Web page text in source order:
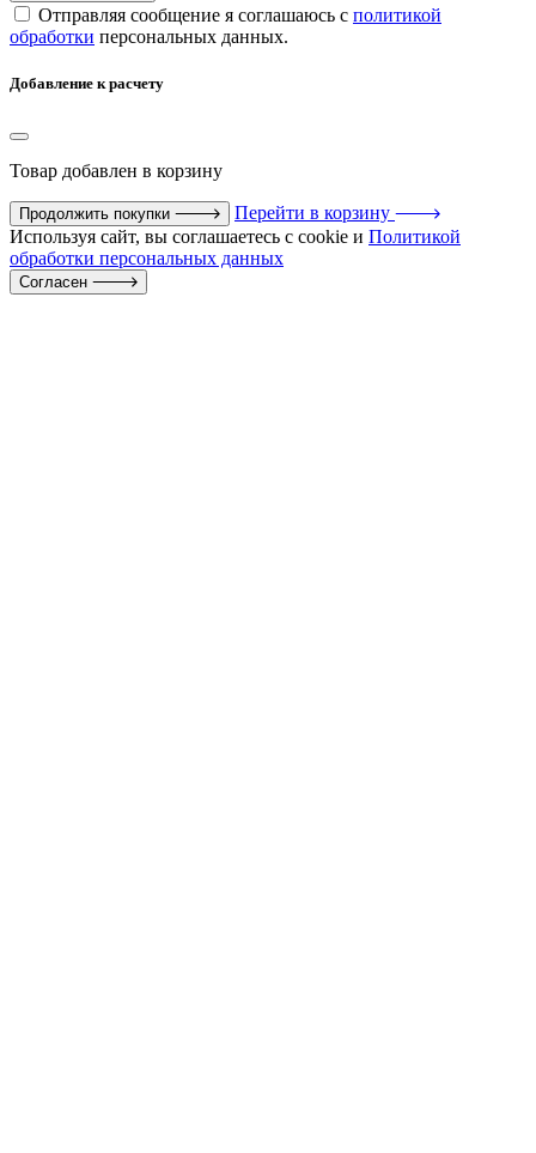
Отправляя сообщение я соглашаюсь с политикой
обработки персональных данных.
Добавление к расчету
Товар добавлен в корзину
Продолжить покупки
Перейти в корзину
Используя сайт, вы соглашаетесь с cookie и Политикой
обработки персональных данных
Согласен